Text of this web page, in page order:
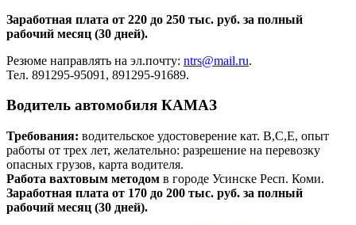
Заработная плата от 220 до 250 тыс. руб. за полный
рабочий месяц (30 дней).
Резюме направлять на эл.почту: ntrs@mail.ru.
Тел. 891295-95091, 891295-91689.
Водитель автомобиля КАМАЗ
Требования: водительское удостоверение кат. В,С,Е, опыт
работы от трех лет, желательно: разрешение на перевозку
опасных грузов, карта водителя.
Работа вахтовым методом в городе Усинске Респ. Коми.
Заработная плата от 170 до 200 тыс. руб. за полный
рабочий месяц (30 дней).